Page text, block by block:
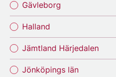
Gävleborg
Halland
Jämtland Härjedalen
Jönköpings län